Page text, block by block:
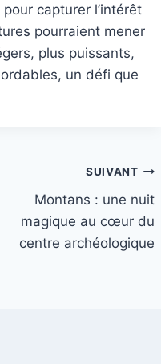
capturer l’intérêt
pourraient mener
plus puissants,
un défi que
SUIVANT
Montans : une nuit
magique au cœur du
centre archéologique